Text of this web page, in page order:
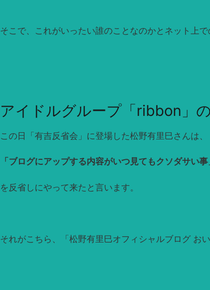
そこで、これがいったい誰のことなのかとネット上
アイドルグループ「ribbon」
この日「有吉反省会」に登場した松野有里巳さんは、
「ブログにアップする内容がいつ見てもクソダサい事
を反省しにやって来たと言います。
それがこちら、「松野有里巳オフィシャルブログ お